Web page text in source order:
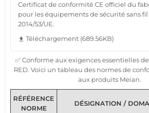
Certificat de conformité CE officiel du
pour les équipements de sécurité sans fil
2014/53/UE.
file_download Téléchargement (689.56KB)
✅ Conforme aux exigences essentielles
RED. Voici un tableau des normes de
aux produits Meian.
RÉFÉRENCE
NORME
DÉSIGNATION /